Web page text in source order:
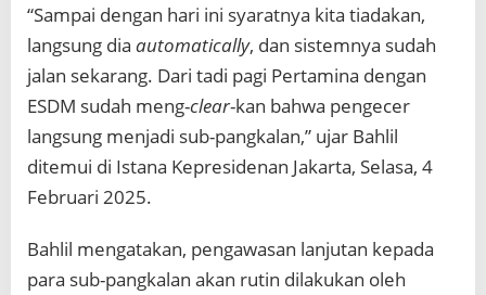
“Sampai dengan hari ini syaratnya kita tiadakan,
langsung dia automatically, dan sistemnya sudah
jalan sekarang. Dari tadi pagi Pertamina dengan
ESDM sudah meng-clear-kan bahwa pengecer
langsung menjadi sub-pangkalan,” ujar Bahlil
ditemui di Istana Kepresidenan Jakarta, Selasa, 4
Februari 2025.
Bahlil mengatakan, pengawasan lanjutan kepada
para sub-pangkalan akan rutin dilakukan oleh